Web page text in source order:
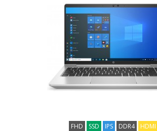
FHD SSD IPS DDR4 HDMI